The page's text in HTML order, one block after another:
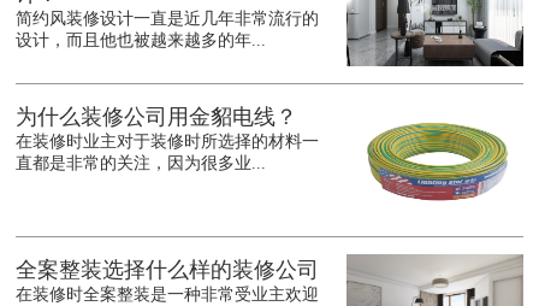
简约风装修设计一直是近几年非常流行的
设计，而且他也被越来越多的年...
为什么装修公司用金貂电线？
在装修时业主对于装修时所选择的材料一
直都是非常的关注，因为很多业...
全案整装选择什么样的装修公司
在装修时全案整装是一种非常受业主欢迎